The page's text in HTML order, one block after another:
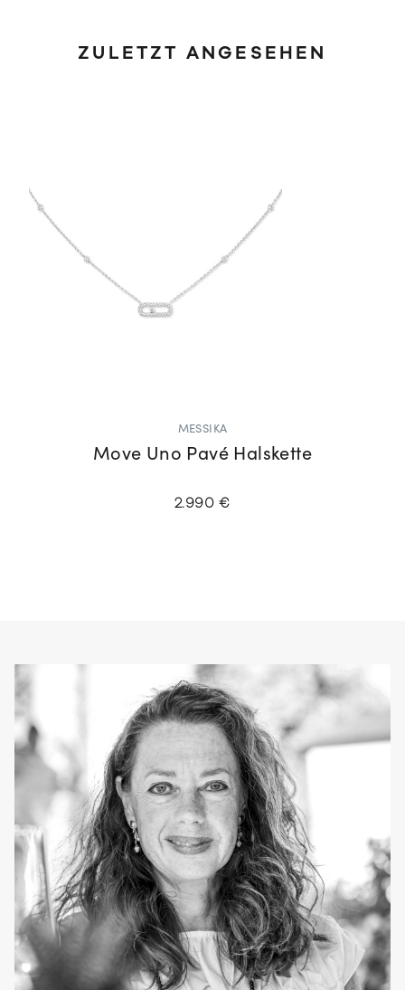
ZULETZT ANGESEHEN
MESSIKA
Move Uno Pavé Halskette
2.990 €